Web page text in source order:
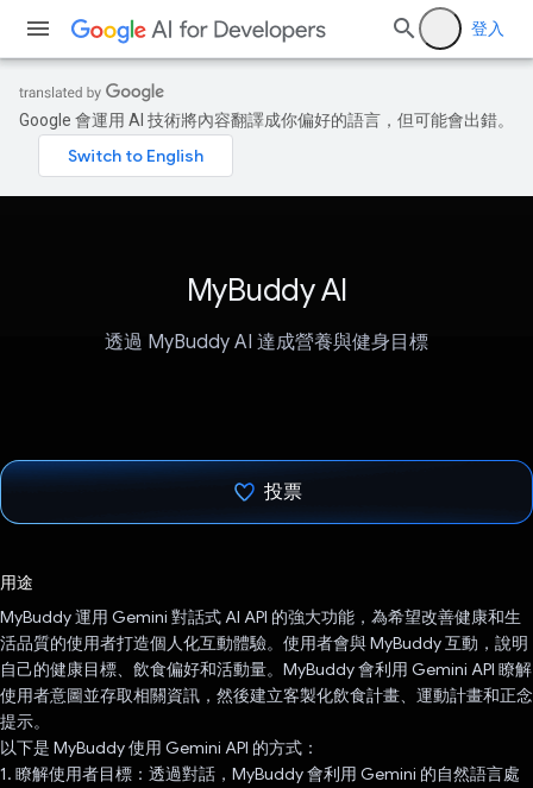
登入
Google 會運用 AI 技術將內容翻譯成你偏好的語言，但可能會出錯。
MyBuddy AI
透過 MyBuddy AI 達成營養與健身目標
投票
用途
MyBuddy 運用 Gemini 對話式 AI API 的強大功能，為希望改善健康和生
活品質的使用者打造個人化互動體驗。使用者會與 MyBuddy 互動，說明
自己的健康目標、飲食偏好和活動量。MyBuddy 會利用 Gemini API 瞭解
使用者意圖並存取相關資訊，然後建立客製化飲食計畫、運動計畫和正念
提示。
以下是 MyBuddy 使用 Gemini API 的方式：
1. 瞭解使用者目標：透過對話，MyBuddy 會利用 Gemini 的自然語言處